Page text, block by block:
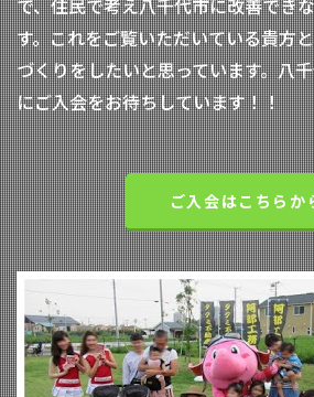
で、住民で考え八千代市に改善でき
す。これをご覧いただいている貴方
づくりをしたいと思っています。八
にご入会をお待ちしています！！
ご入会はこちらか